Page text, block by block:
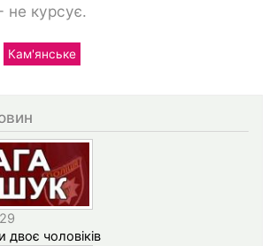
курсує.
Кам'янське
двоє чоловіків